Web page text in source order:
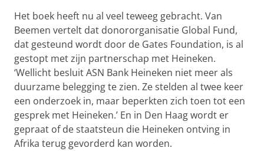
Het boek heeft nu al veel teweeg gebracht. Van
Beemen vertelt dat donororganisatie Global Fund,
dat gesteund wordt door de Gates Foundation, is al
gestopt met zijn partnerschap met Heineken.
‘Wellicht besluit ASN Bank Heineken niet meer als
duurzame belegging te zien. Ze stelden al twee keer
een onderzoek in, maar beperkten zich toen tot een
gesprek met Heineken.’ En in Den Haag wordt er
gepraat of de staatsteun die Heineken ontving in
Afrika terug gevorderd kan worden.